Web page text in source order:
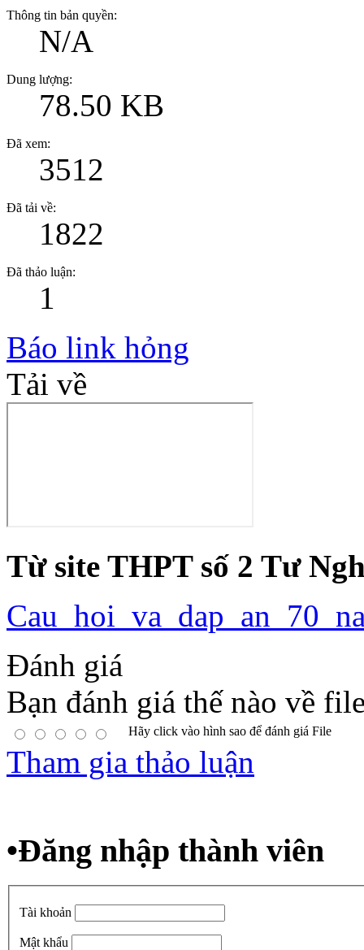
Thông tin bản quyền:
N/A
Dung lượng:
78.50 KB
Đã xem:
3512
Đã tải về:
1822
Đã thảo luận:
1
Báo link hỏng
Tải về
Từ site THPT số 2 Tư
Đánh giá
Bạn đánh giá thế nào về
Hãy click vào hình sao để đánh giá File
Tham gia thảo luận
•Đăng nhập thành viên
Tài khoản
Mật khẩu